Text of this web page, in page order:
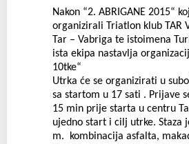
Nakon “2. ABRIGANE 2015“
organizirali Triatlon klub TAR
Tar – Vabriga te istoimena
ista ekipa nastavlja
10tke“
Utrka će se organizirati u
sa startom u 17 sati . Prijave
15 min prije starta u centru
ujedno start i cilj utrke. Staza
m. kombinacija asfalta,